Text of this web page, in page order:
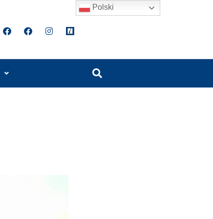
Polski